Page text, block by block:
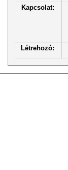
Kapcsolat:
Létrehozó: